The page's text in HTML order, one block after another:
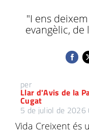
"I ens
evangèlic,
per
Llar d'Avis de la
Cugat
5 de juliol de 2026
Vida Creixent és